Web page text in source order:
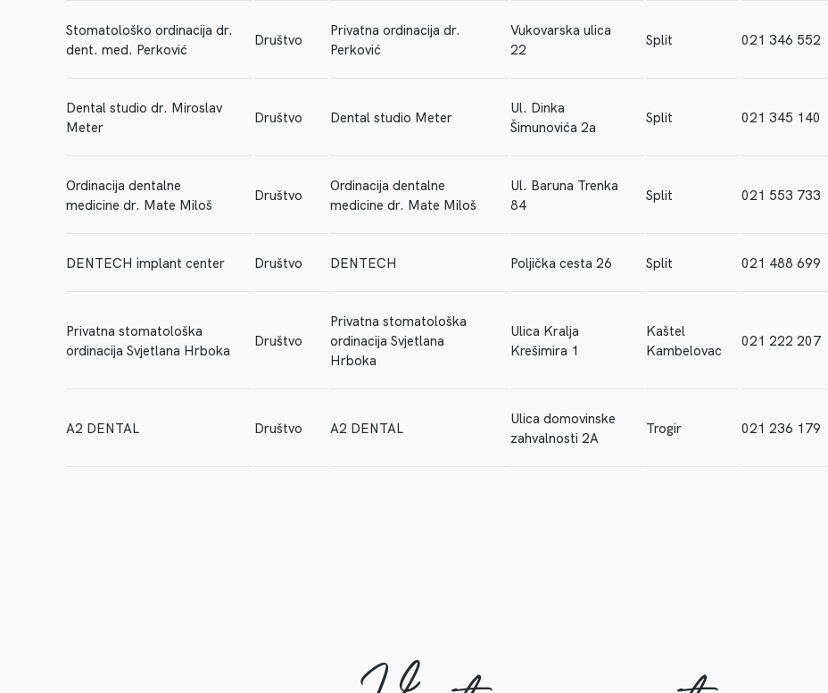
Stomatološko ordinacija dr.
dent. med. Perković
Društvo
Privatna ordinacija dr.
Perković
Vukovarska ulica
22
Split 021 346 552
Dental studio dr. Miroslav
Meter
Društvo Dental studio Meter
Ul. Dinka
Šimunovića 2a
Split 021 345 140
Ordinacija dentalne
medicine dr. Mate Miloš
Društvo
Ordinacija dentalne
medicine dr. Mate Miloš
Ul. Baruna Trenka
84
Split 021 553 733
DENTECH implant center Društvo DENTECH Poljička cesta 26 Split 021 488 699
Privatna stomatološka
ordinacija Svjetlana Hrboka
Društvo
Privatna stomatološka
ordinacija Svjetlana
Hrboka
Ulica Kralja
Krešimira 1
Kaštel
Kambelovac
021 222 207
A2 DENTAL Društvo A2 DENTAL
Ulica domovinske
zahvalnosti 2A
Trogir 021 236 179